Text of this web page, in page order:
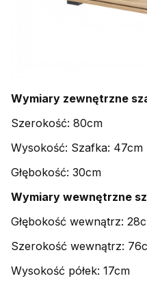
Wymiary zewnętrzne
Szerokość: 80cm
Wysokość: Szafka:
Głębokość: 30cm
Wymiary wewnętrzne
Głębokość wewnątrz:
Szerokość wewnątrz:
Wysokość półek: 17cm